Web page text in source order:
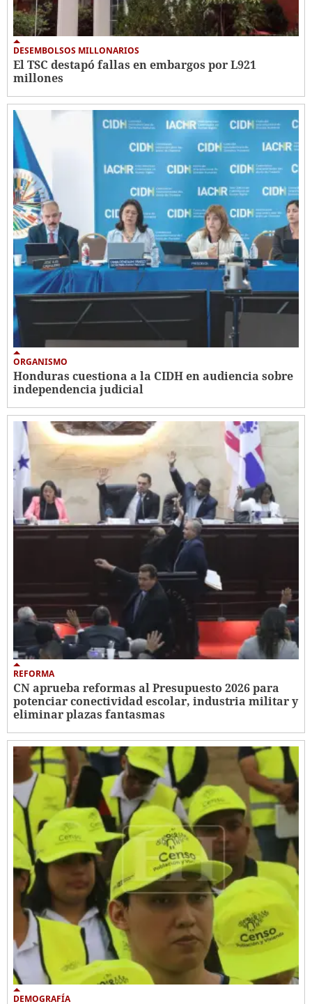
DESEMBOLSOS MILLONARIOS
El TSC destapó fallas en embargos por L921
millones
ORGANISMO
Honduras cuestiona a la CIDH en audiencia sobre
independencia judicial
REFORMA
CN aprueba reformas al Presupuesto 2026 para
potenciar conectividad escolar, industria militar y
eliminar plazas fantasmas
DEMOGRAFÍA